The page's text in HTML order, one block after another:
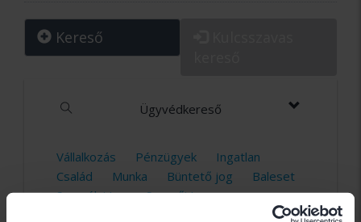
Kereső
Ügyvédkereső
Vállalkozás Pénzügyek
Ingatlan
Család
Munka Büntető jog
Baleset
Személyi Jog
Szerzői Jog